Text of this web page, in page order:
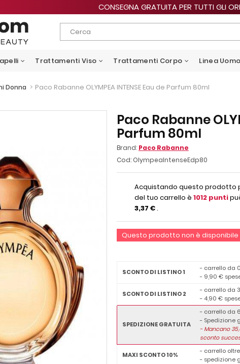
CONSEGNA GRATUITA PER TUTTI GLI
Trattamenti Viso Trattamenti Corpo Linea Uomo
Donna > Paco Rabanne OLYMPEA INTENSE Eau de Parfum 80ml
Paco Rabanne
Parfum 80ml
Brand: Paco Rabanne
Cod: OlympeaIntenseEdp80
Acquistando questo prodotto
del tuo carrello è 1012punti
3,37 €.
Questo prodotto non è disponibile
SCONTO DI LISTINO 1
- carrello da
- 9,90 €
SCONTO DI LISTINO 2
- carrello da
- 4,90 €
SPEDIZIONE GRATUITA
- carrello da
- Spedizione
-Mancano
sconto
MAXI SCONTO 10%
- carrello
- spedizione